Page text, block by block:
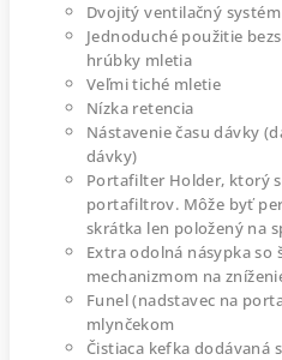
Dvojitý ventilačný systém
Jednoduché použitie
hrúbky mletia
Veľmi tiché mletie
Nízka retencia
Nástavenie času dávky
dávky)
Portafilter Holder, ktorý
portafiltrov. Môže byť
skrátka len položený na
Extra odolná násypka so
mechanizmom na
Funel (nadstavec na
mlynčekom
Čistiaca kefka dodávaná